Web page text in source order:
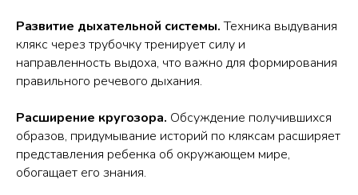
Развитие дыхательной системы.Техника выдувания
клякс через трубочку тренирует силу и
направленность выдоха, что важно для формирования
правильного речевого дыхания.
Расширение кругозора. Обсуждение получившихся
образов, придумывание историй по кляксам расширяет
представления ребенка об окружающем мире,
обогащает его знания.